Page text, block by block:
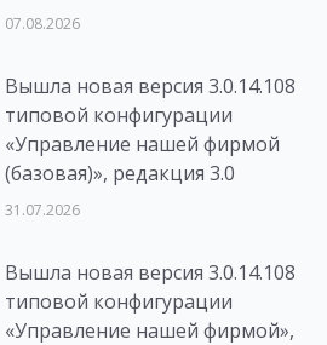
07.08.2026
Вышла новая версия 3.0.14.108
типовой конфигурации
«Управление нашей фирмой
(базовая)», редакция 3.0
31.07.2026
Вышла новая версия 3.0.14.108
типовой конфигурации
«Управление нашей фирмой»,